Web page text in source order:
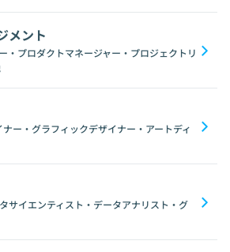
メント
・プロダクトマネージャー・プロジェクトリ
ー・グラフィックデザイナー・アートディ
サイエンティスト・データアナリスト・グ